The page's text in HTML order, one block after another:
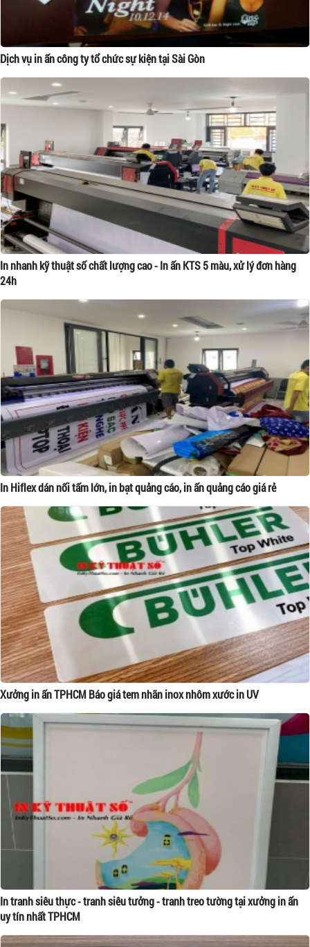
Dịch vụ in ấn công ty tổ chức sự kiện tại Sài Gòn
In nhanh kỹ thuật số chất lượng cao - In ấn KTS 5 màu, xử lý đơn hàng
24h
In Hiflex dán nối tấm lớn, in bạt quảng cáo, in ấn quảng cáo giá rẻ
Xưởng in ấn TPHCM Báo giá tem nhãn inox nhôm xước in UV
In tranh siêu thực - tranh siêu tưởng - tranh treo tường tại xưởng in ấn
uy tín nhất TPHCM